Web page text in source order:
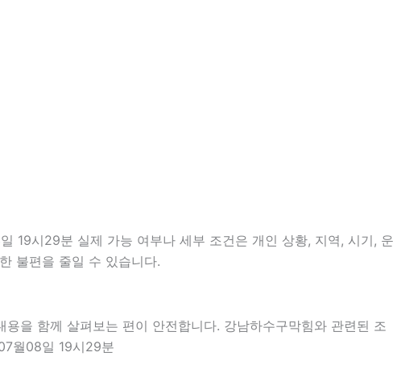
19시29분 실제 가능 여부나 세부 조건은 개인 상황, 지역, 시기, 운
불편을 줄일 수 있습니다.
을 함께 살펴보는 편이 안전합니다. 강남하수구막힘와 관련된 조
월08일 19시29분